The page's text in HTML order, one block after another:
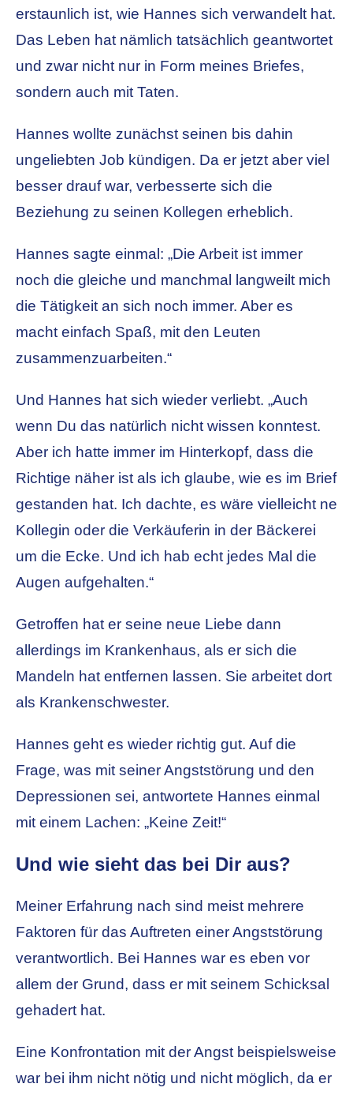
erstaunlich ist, wie Hannes sich verwandelt hat.
Das Leben hat nämlich tatsächlich geantwortet
und zwar nicht nur in Form meines Briefes,
sondern auch mit Taten.
Hannes wollte zunächst seinen bis dahin
ungeliebten Job kündigen. Da er jetzt aber viel
besser drauf war, verbesserte sich die
Beziehung zu seinen Kollegen erheblich.
Hannes sagte einmal: „Die Arbeit ist immer
noch die gleiche und manchmal langweilt mich
die Tätigkeit an sich noch immer. Aber es
macht einfach Spaß, mit den Leuten
zusammenzuarbeiten.“
Und Hannes hat sich wieder verliebt. „Auch
wenn Du das natürlich nicht wissen konntest.
Aber ich hatte immer im Hinterkopf, dass die
Richtige näher ist als ich glaube, wie es im Brief
gestanden hat. Ich dachte, es wäre vielleicht ne
Kollegin oder die Verkäuferin in der Bäckerei
um die Ecke. Und ich hab echt jedes Mal die
Augen aufgehalten.“
Getroffen hat er seine neue Liebe dann
allerdings im Krankenhaus, als er sich die
Mandeln hat entfernen lassen. Sie arbeitet dort
als Krankenschwester.
Hannes geht es wieder richtig gut. Auf die
Frage, was mit seiner Angststörung und den
Depressionen sei, antwortete Hannes einmal
mit einem Lachen: „Keine Zeit!“
Und wie sieht das bei Dir aus?
Meiner Erfahrung nach sind meist mehrere
Faktoren für das Auftreten einer Angststörung
verantwortlich. Bei Hannes war es eben vor
allem der Grund, dass er mit seinem Schicksal
gehadert hat.
Eine Konfrontation mit der Angst beispielsweise
war bei ihm nicht nötig und nicht möglich, da er